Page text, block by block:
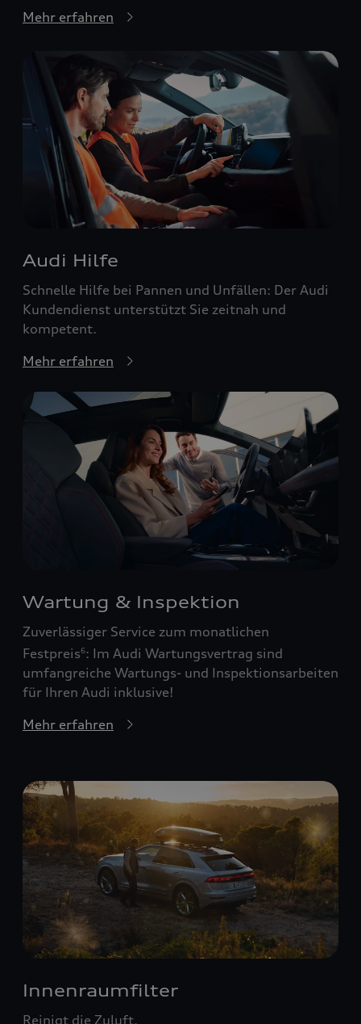
Mehr erfahren
Audi Hilfe
Schnelle Hilfe bei Pannen und Unfällen: Der Audi
Kundendienst unterstützt Sie zeitnah und
kompetent.
Mehr erfahren
Wartung & Inspektion
Zuverlässiger Service zum monatlichen
Festpreis6: Im Audi Wartungsvertrag sind
umfangreiche Wartungs- und Inspektionsarbeiten
für Ihren Audi inklusive!
Mehr erfahren
Innenraumfilter
Reinigt die Zuluft.